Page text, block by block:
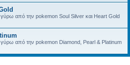
η
γύρω από την pokemon Soul Silver και Heart Gold
γύρω από την pokemon Diamond, Pearl & Platinum